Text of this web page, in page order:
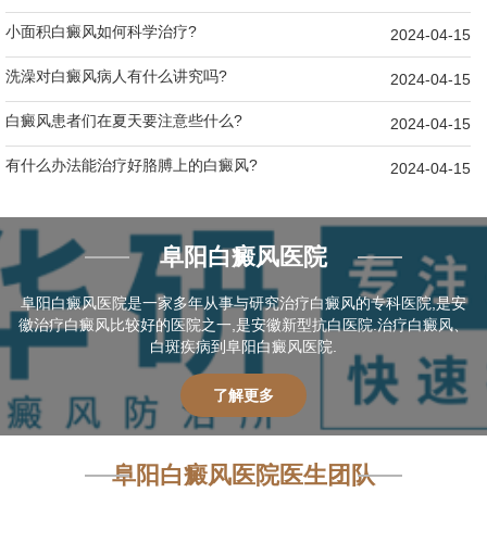
小面积白癜风如何科学治疗? 2024-04-15
洗澡对白癜风病人有什么讲究吗? 2024-04-15
白癜风患者们在夏天要注意些什么? 2024-04-15
有什么办法能治疗好胳膊上的白癜风? 2024-04-15
阜阳白癜风医院
阜阳白癜风医院是一家多年从事与研究治疗白癜风的专科医院,是安
徽治疗白癜风比较好的医院之一,是安徽新型抗白医院.治疗白癜风、
白斑疾病到阜阳白癜风医院.
了解更多
阜阳白癜风医院医生团队